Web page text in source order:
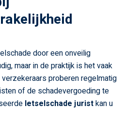
door een onveilig
maar in de praktijk is het vaak
proberen regelmatig
of de schadevergoeding te
letselschade juristkan u